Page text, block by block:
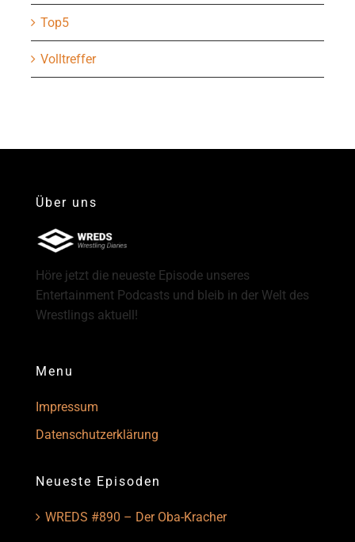
Top5
Volltreffer
Über uns
Höre jetzt die neueste Episode unseres
Entertainment Podcasts und bleib in der Welt des
Wrestlings aktuell!
Menu
Impressum
Datenschutzerklärung
Neueste Episoden
WREDS #890 – Der Oba-Kracher